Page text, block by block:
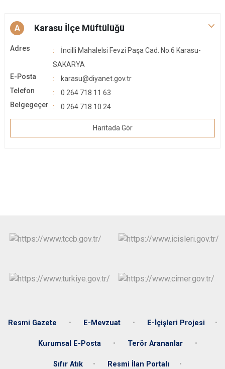
A Karasu İlçe Müftülüğü
Adres
İncilli Mahalelsi Fevzi Paşa Cad. No:6 Karasu-
SAKARYA
E-Posta
karasu@diyanet.gov.tr
Telefon
0 264 718 11 63
Belgegeçer
0 264 718 10 24
Haritada Gör
Resmi Gazete E-Mevzuat E-İçişleri Projesi
Kurumsal E-Posta Terör Arananlar
Sıfır Atık Resmi İlan Portalı